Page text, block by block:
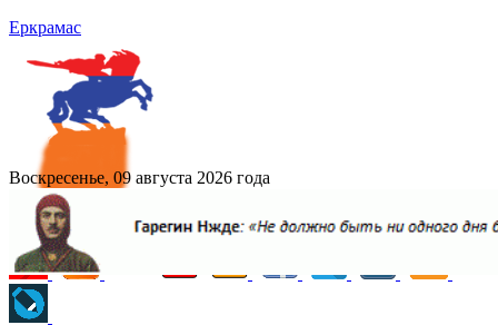
Еркрамас
Воскресенье, 09 августа 2026 года